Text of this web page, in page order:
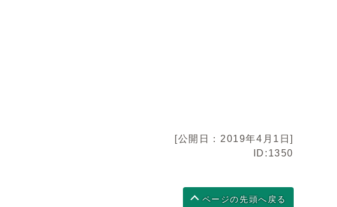
[公開日：2019年4月1日]
ID:1350
ページの先頭へ戻る